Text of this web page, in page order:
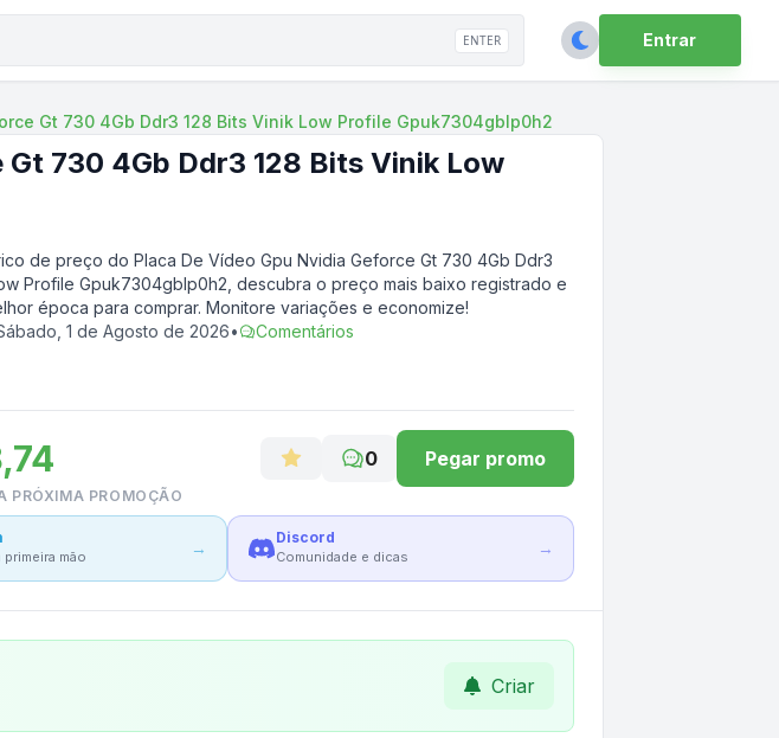
ENTER Entrar
Gt 730 4Gb Ddr3 128 Bits Vinik Low Profile Gpuk7304gblp0h2
730 4Gb Ddr3 128 Bits Vinik Low
de preço do Placa De Vídeo Gpu Nvidia Geforce Gt 730 4Gb Ddr3
Profile Gpuk7304gblp0h2 , descubra o preço mais baixo registrado e
época para comprar. Monitore variações e economize!
1 de Agosto de 2026• Comentários
0 Pegar promo
PRÓXIMA PROMOÇÃO
mão →
Discord
Comunidade e dicas →
Criar